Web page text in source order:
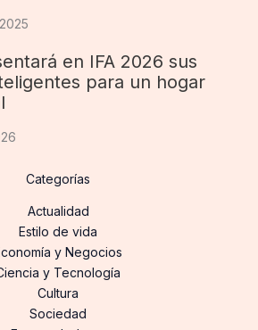
en IFA 2026 sus
para un hogar
Categorías
Actualidad
Estilo de vida
y Negocios
y Tecnología
Cultura
Sociedad